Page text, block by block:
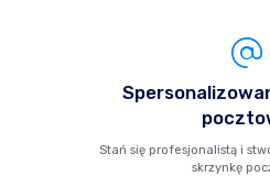
Stań się profesjonalistą i
skrzynkę